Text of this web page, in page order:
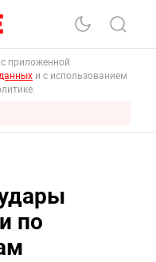
приложенной
и с использованием
по